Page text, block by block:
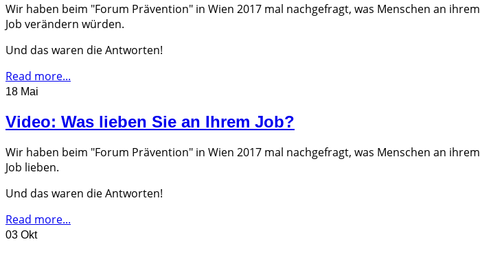
Wir haben beim "Forum Prävention" in Wien 2017 mal nachgefragt, was Menschen an ihrem
Job verändern würden.
Und das waren die Antworten!
Read more...
18 Mai
Video: Was lieben Sie an Ihrem Job?
Wir haben beim "Forum Prävention" in Wien 2017 mal nachgefragt, was Menschen an ihrem
Job lieben.
Und das waren die Antworten!
Read more...
03 Okt